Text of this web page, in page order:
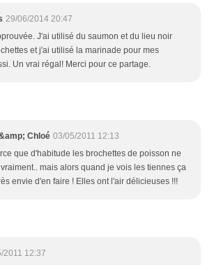
29/06/2014 20:47
J'ai utilisé du saumon et du lieu noir
et j'ai utilisé la marinade pour mes
Un vrai régal! Merci pour ce partage.
Chloé 03/05/2011 12:13
que d'habitude les brochettes de poisson ne
mais alors quand je vois les tiennes ça
envie d'en faire ! Elles ont l'air délicieuses !!!
2011 12:37